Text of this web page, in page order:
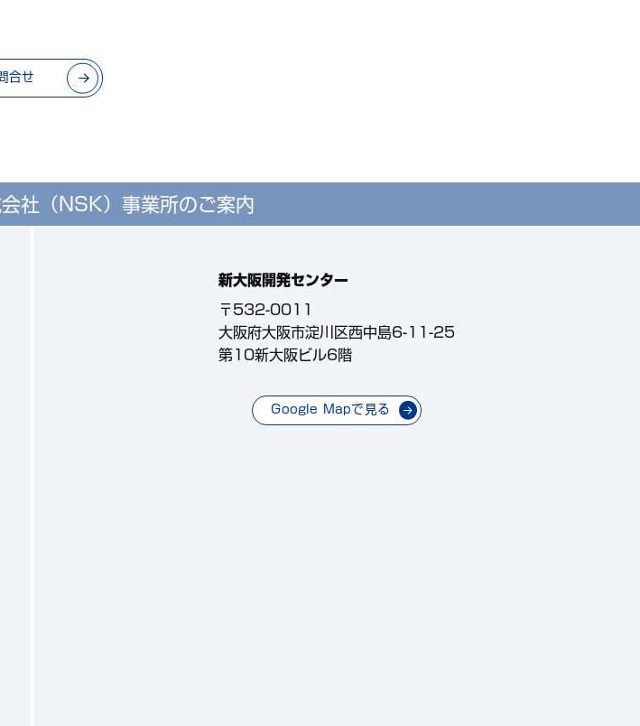
合せ
社（NSK） 事業所のご案内
新大阪開発センター
〒532-0011
大阪府大阪市淀川区西中島6-11-25
第10新大阪ビル6階
Google Mapで見る